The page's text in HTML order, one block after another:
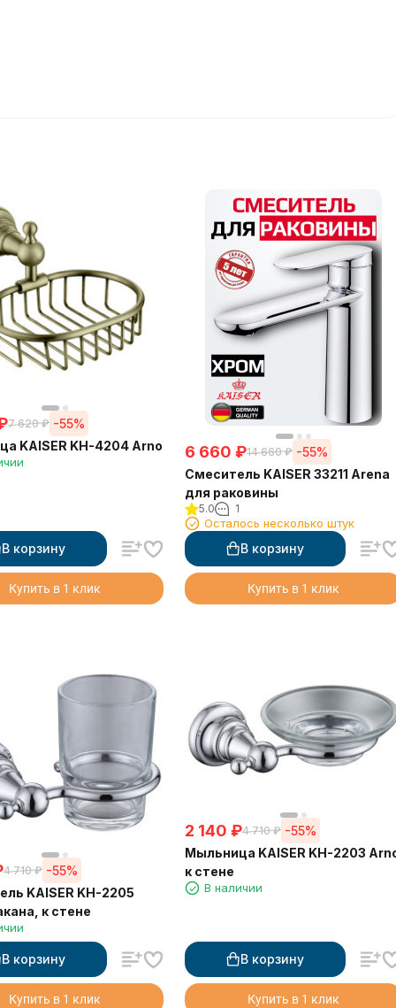
7 620 ₽ -55%
KAISER KH-4204 Arno
В корзину
Купить в 1 клик
6 660 ₽14 660 ₽ -55%
Смеситель KAISER 33211 Arena
для раковины
5.0 1
Осталось несколько штук
В корзину
Купить в 1 клик
4 710 ₽ -55%
KAISER KH-2205
к стене
В корзину
Купить в 1 клик
2 140 ₽4 710 ₽ -55%
Мыльница KAISER KH-2203
к стене
В наличии
В корзину
Купить в 1 клик